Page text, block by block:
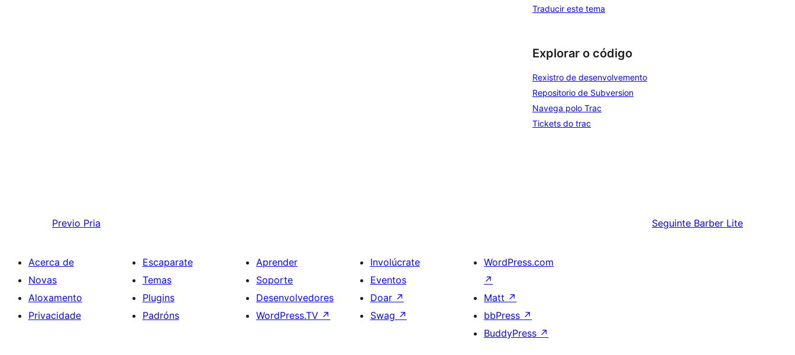
Traducir este tema
Explorar o código
Rexistro de desenvolvemento
Repositorio de Subversion
Navega polo Trac
Tickets do trac
Previo Pria Seguinte Barber Lite
Acerca de
Novas
Aloxamento
Privacidade
Escaparate
Temas
Plugins
Padróns
Aprender
Soporte
Desenvolvedores
WordPress.TV ↗
Involúcrate
Eventos
Doar ↗
Swag ↗
WordPress.com
↗
Matt ↗
bbPress ↗
BuddyPress ↗